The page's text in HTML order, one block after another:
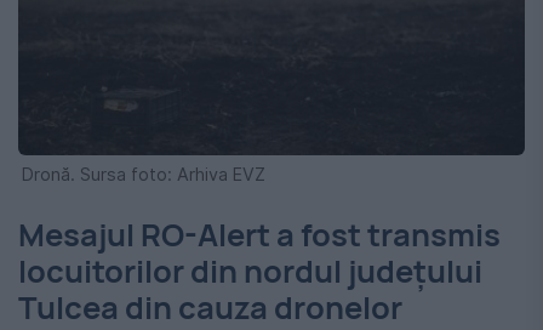
Dronă. Sursa foto: Arhiva EVZ
Mesajul RO-Alert a fost transmis
locuitorilor din nordul județului
Tulcea din cauza dronelor